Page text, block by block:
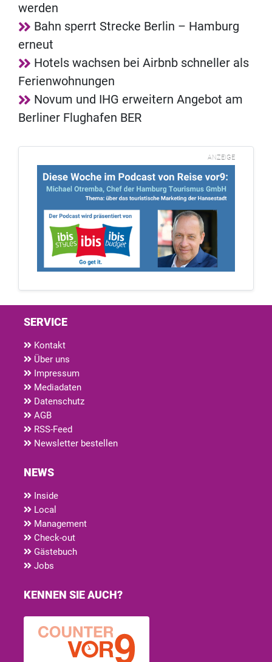
werden
Bahn sperrt Strecke Berlin – Hamburg
erneut
Hotels wachsen bei Airbnb schneller als
Ferienwohnungen
Novum und IHG erweitern Angebot am
Berliner Flughafen BER
ANZEIGE
SERVICE
Kontakt
Über uns
Impressum
Mediadaten
Datenschutz
AGB
RSS-Feed
Newsletter bestellen
NEWS
Inside
Local
Management
Check-out
Gästebuch
Jobs
KENNEN SIE AUCH?